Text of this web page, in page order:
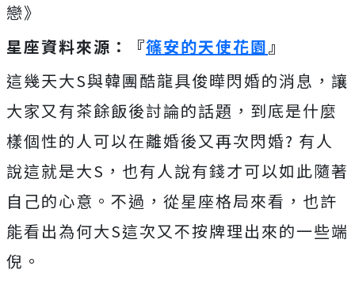
戀》
星座資料來源：『篠安的天使花園』
這幾天大S與韓團酷龍具俊曄閃婚的消息，讓
大家又有茶餘飯後討論的話題，到底是什麼
樣個性的人可以在離婚後又再次閃婚? 有人
說這就是大S，也有人說有錢才可以如此隨著
自己的心意。不過，從星座格局來看，也許
能看出為何大S這次又不按牌理出來的一些端
倪。